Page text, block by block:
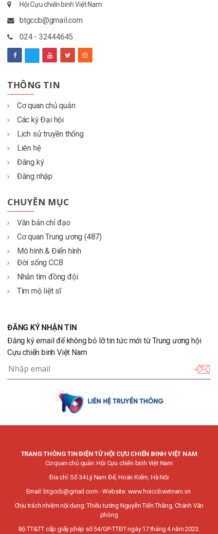
Hội Cựu chiến binh Việt Nam
btgccb@gmail.com
024 - 32444645
THÔNG TIN
Cơ quan chủ quản
Các kỳ Đại hội
Lịch sử truyền thống
Liên hệ
Đăng ký
Đăng nhập
CHUYÊN MỤC
Văn bản chỉ đạo
Cơ quan Trung ương (487)
Mô hình & Điển hình
Đời sống CCB
Nhắn tìm đồng đội
Tìm mộ liệt sĩ
ĐĂNG KÝ NHẬN TIN
Đăng ký email để không bỏ lỡ tin tức mới từ Trung ương hội
Cựu chiến binh Việt Nam
TRANG THÔNG TIN ĐIỆN TỬ HỘI CỰU CHIẾN BINH VIỆT NAM
Cơ quan chủ quản: Hội Cựu chiến binh Việt Nam
Địa chỉ: Số 34 Lý Nam Đế, Hoàn Kiếm, Hà Nội
Email: btgccb@gmail.com - Website: www.hoiccbvietnam.vn
Chịu trách nhiệm nội dung: Thiếu tướng Nguyễn Tiến Thắng, Chánh Văn
phòng
Bộ TT&TT cấp giấy phép số 54/GP-TTĐT ngày 17 tháng 4 năm 2023.